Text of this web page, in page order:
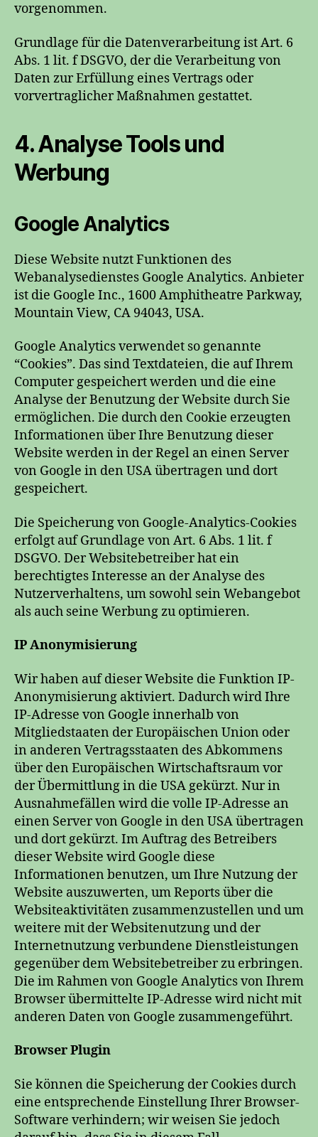
vorgenommen.
Grundlage für die Datenverarbeitung ist Art. 6
Abs. 1 lit. f DSGVO, der die Verarbeitung von
Daten zur Erfüllung eines Vertrags oder
vorvertraglicher Maßnahmen gestattet.
4. Analyse Tools und
Werbung
Google Analytics
Diese Website nutzt Funktionen des
Webanalysedienstes Google Analytics. Anbieter
ist die Google Inc., 1600 Amphitheatre Parkway,
Mountain View, CA 94043, USA.
Google Analytics verwendet so genannte
“Cookies”. Das sind Textdateien, die auf Ihrem
Computer gespeichert werden und die eine
Analyse der Benutzung der Website durch Sie
ermöglichen. Die durch den Cookie erzeugten
Informationen über Ihre Benutzung dieser
Website werden in der Regel an einen Server
von Google in den USA übertragen und dort
gespeichert.
Die Speicherung von Google-Analytics-Cookies
erfolgt auf Grundlage von Art. 6 Abs. 1 lit. f
DSGVO. Der Websitebetreiber hat ein
berechtigtes Interesse an der Analyse des
Nutzerverhaltens, um sowohl sein Webangebot
als auch seine Werbung zu optimieren.
IP Anonymisierung
Wir haben auf dieser Website die Funktion IP-
Anonymisierung aktiviert. Dadurch wird Ihre
IP-Adresse von Google innerhalb von
Mitgliedstaaten der Europäischen Union oder
in anderen Vertragsstaaten des Abkommens
über den Europäischen Wirtschaftsraum vor
der Übermittlung in die USA gekürzt. Nur in
Ausnahmefällen wird die volle IP-Adresse an
einen Server von Google in den USA übertragen
und dort gekürzt. Im Auftrag des Betreibers
dieser Website wird Google diese
Informationen benutzen, um Ihre Nutzung der
Website auszuwerten, um Reports über die
Websiteaktivitäten zusammenzustellen und um
weitere mit der Websitenutzung und der
Internetnutzung verbundene Dienstleistungen
gegenüber dem Websitebetreiber zu erbringen.
Die im Rahmen von Google Analytics von Ihrem
Browser übermittelte IP-Adresse wird nicht mit
anderen Daten von Google zusammengeführt.
Browser Plugin
Sie können die Speicherung der Cookies durch
eine entsprechende Einstellung Ihrer Browser-
Software verhindern; wir weisen Sie jedoch